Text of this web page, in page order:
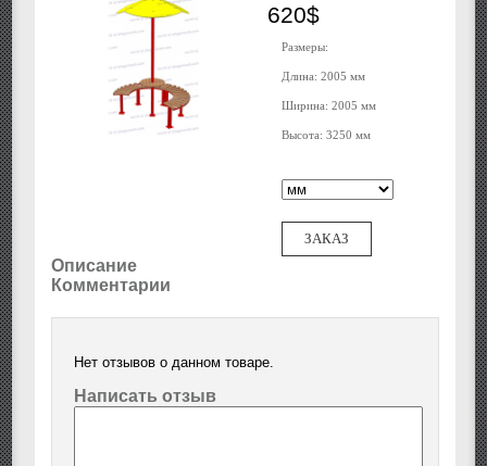
620$
Размеры:
Длина: 2005 мм
Ширина: 2005 мм
Высота: 3250 мм
ЗАКАЗ
Описание
Комментарии
Нет отзывов о данном товаре.
Написать отзыв